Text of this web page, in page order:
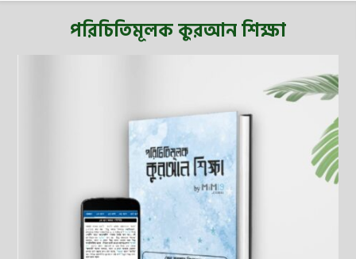
পরিচিতিমূলক কুরআন শিক্ষা